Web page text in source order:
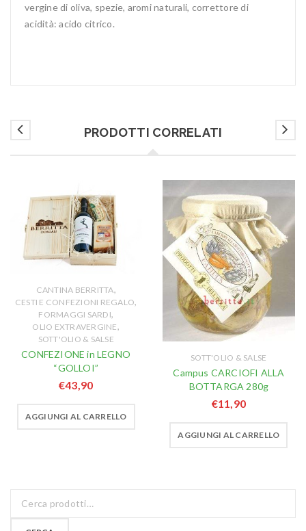
vergine di oliva, spezie, aromi naturali, correttore di
acidità: acido citrico.
PRODOTTI CORRELATI
CANTINA BERRITTA,
CESTI E CONFEZIONI REGALO,
FORMAGGI SARDI,
OLIO EXTRAVERGINE,
SOTT'OLIO & SALSE
CONFEZIONE in LEGNO
“GOLLOI”
€43,90
AGGIUNGI AL CARRELLO
SOTT'OLIO & SALSE
Campus CARCIOFI ALLA
BOTTARGA 280g
€11,90
AGGIUNGI AL CARRELLO